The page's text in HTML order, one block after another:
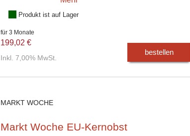
Produkt ist auf Lager
für 3 Monate
199,02 €
Inkl. 7,00% MwSt.
bestellen
MARKT WOCHE
Markt Woche EU-Kernobst